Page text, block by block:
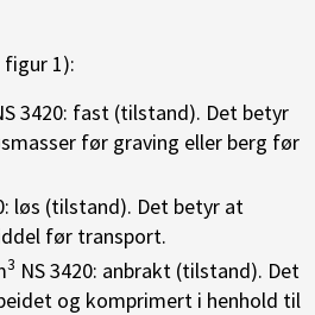
figur 1):
3420: fast (tilstand). Det betyr
før graving eller berg før
løs (tilstand). Det betyr at
før transport.
3 NS 3420: anbrakt (tilstand). Det
og komprimert i henhold til